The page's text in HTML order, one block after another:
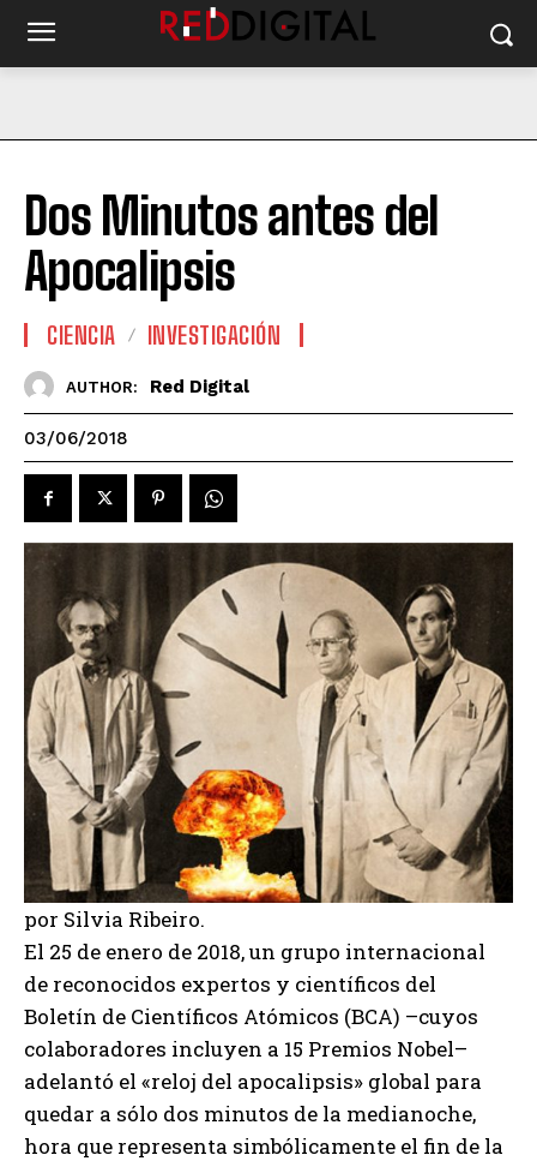
Dos Minutos antes del
Apocalipsis
CIENCIA INVESTIGACIÓN
AUTHOR: Red Digital
03/06/2018
por Silvia Ribeiro.
El 25 de enero de 2018, un grupo internacional
de reconocidos expertos y científicos del
Boletín de Científicos Atómicos (BCA) –cuyos
colaboradores incluyen a 15 Premios Nobel–
adelantó el «reloj del apocalipsis» global para
quedar a sólo dos minutos de la medianoche,
hora que representa simbólicamente el fin de la